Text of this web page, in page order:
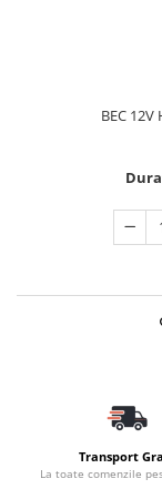
Husa Auto /
Inchidere
Seturi Interior
Accesorii Siguranta
Carcasa Cheie
BEC 12V
Transport
La toate comenzile